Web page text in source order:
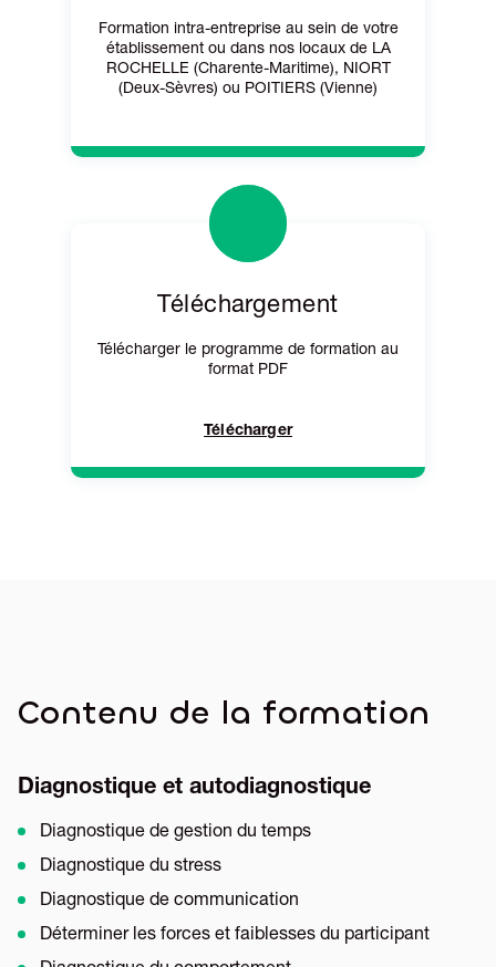
Formation intra-entreprise au sein de votre
établissement ou dans nos locaux de LA
ROCHELLE (Charente-Maritime), NIORT
(Deux-Sèvres) ou POITIERS (Vienne)
Téléchargement
Télécharger le programme de formation au
format PDF
Télécharger
Contenu de la formation
Diagnostique et autodiagnostique
Diagnostique de gestion du temps
Diagnostique du stress
Diagnostique de communication
Déterminer les forces et faiblesses du participant